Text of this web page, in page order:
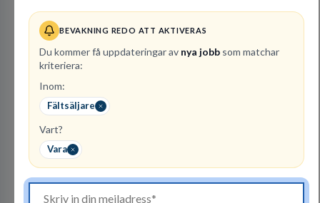
BEVAKNING REDO ATT AKTIVERAS
Du kommer få uppdateringar av nya jobb som matchar
kriteriera:
Inom:
Fältsäljare
Vart?
Vara
1lediga jobb
SOVA finns idag på 22 platser runtom i landet.
Att arbeta på SOVA är att vara en del av ett
lag. Vi har ett gemensamt ansvar för att skapa
en trivsam arbetsplats och för att göra våra
kunder nöjda. Som medarbetare hos oss
förväntas du visa engagemang, öppenhet,
Besök profil